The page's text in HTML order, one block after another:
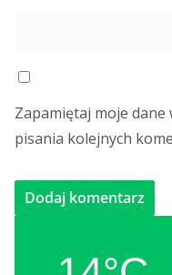
Zapamiętaj moje dane
pisania kolejnych